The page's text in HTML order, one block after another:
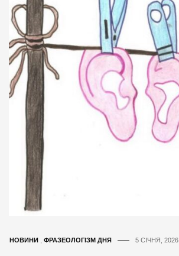
НОВИНИ ФРАЗЕОЛОГІЗМ ДНЯ 5 СІЧНЯ, 2026